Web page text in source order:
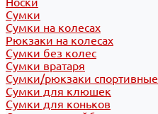
Сумки
Сумки на колесах
Рюкзаки на колесах
Сумки без колес
Сумки вратаря
Сумки/рюкзаки спортивные
Сумки для клюшек
Сумки для коньков